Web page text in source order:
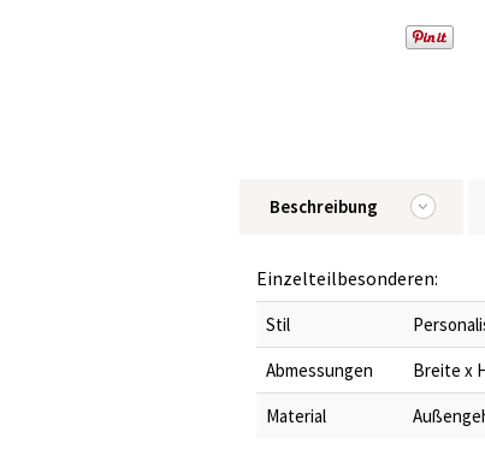
Beschreibung
Einzelteilbesonderen:
Stil
Abmessungen
Breite x
Material